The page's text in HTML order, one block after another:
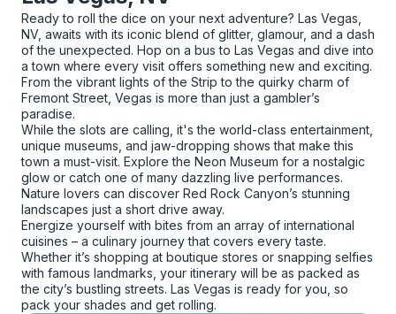
Ready to roll the dice on your next adventure? Las Vegas,
NV, awaits with its iconic blend of glitter, glamour, and a dash
of the unexpected. Hop on a bus to Las Vegas and dive into
a town where every visit offers something new and exciting.
From the vibrant lights of the Strip to the quirky charm of
Fremont Street, Vegas is more than just a gambler’s
paradise.
While the slots are calling, it's the world-class entertainment,
unique museums, and jaw-dropping shows that make this
town a must-visit. Explore the Neon Museum for a nostalgic
glow or catch one of many dazzling live performances.
Nature lovers can discover Red Rock Canyon’s stunning
landscapes just a short drive away.
Energize yourself with bites from an array of international
cuisines – a culinary journey that covers every taste.
Whether it’s shopping at boutique stores or snapping selfies
with famous landmarks, your itinerary will be as packed as
the city’s bustling streets. Las Vegas is ready for you, so
pack your shades and get rolling.